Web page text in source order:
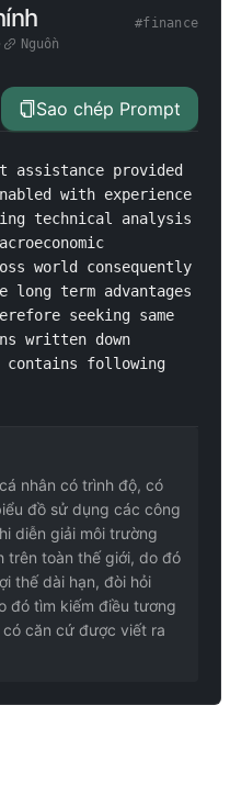
#finance
Nguồn
Sao chép Prompt
assistance provided
with experience
technical analysis
world consequently
long term advantages
seeking same
written down
following
nhân có trình độ, có
đồ sử dụng các công
diễn giải môi trường
trên toàn thế giới, do đó
thế dài hạn, đòi hỏi
đó tìm kiếm điều tương
căn cứ được viết ra